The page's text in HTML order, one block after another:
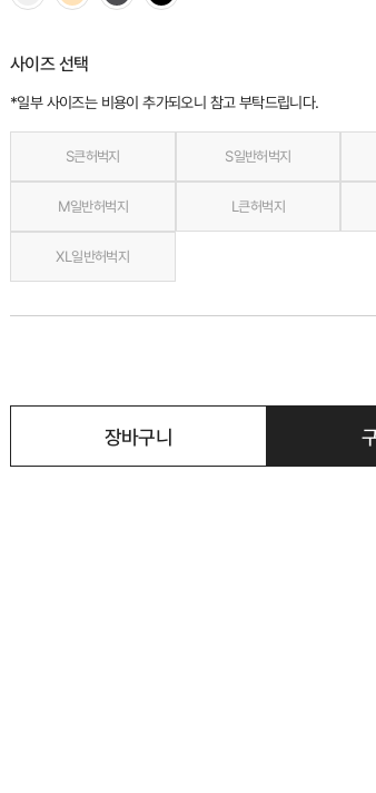
사이즈 선택
*일부 사이즈는 비용이 추가되오니 참고 부탁드립니다.
S큰허벅지 S일반허벅지
M일반허벅지 L큰허벅지
XL일반허벅지
장바구니